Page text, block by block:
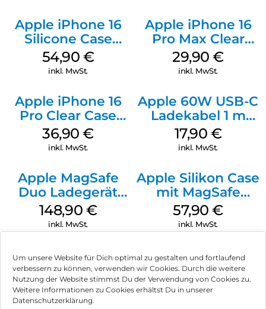
Um unsere Website für Dich optimal zu gestalten und fortlaufend
verbessern zu können, verwenden wir Cookies. Durch die weitere
Nutzung der Website stimmst Du der Verwendung von Cookies zu.
Weitere Informationen zu Cookies erhältst Du in unserer
Datenschutzerklärung.
Apple iPhone 16
Silicone Case
MagSafe Lake
Green
54,90 €
inkl. MwSt.
Apple iPhone 16
Pro Max Clear
Case MagSafe
Transparent
29,90€
inkl. MwSt.
Apple iPhone 16
Pro Clear Case
MagSafe
Transparent
36,90€
inkl. MwSt.
Apple 60W USB-C
Ladekabel 1 m
Weiß
17,90 €
inkl. MwSt.
Apple MagSafe
Duo Ladegerät
Weiß
148,90 €
inkl. MwSt.
Apple Silikon Case
mit MagSafe
iPhone 14 Pro
(PRODUCT)RED
57,90€
inkl. MwSt.
Impressum